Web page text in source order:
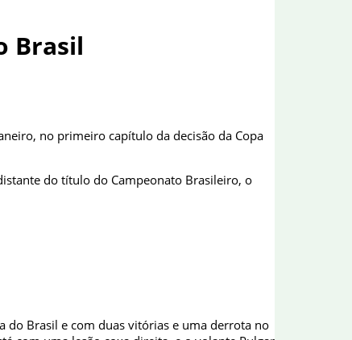
Brasil
no primeiro capítulo da decisão da Copa
do título do Campeonato Brasileiro, o
do Brasil e com duas vitórias e uma derrota no